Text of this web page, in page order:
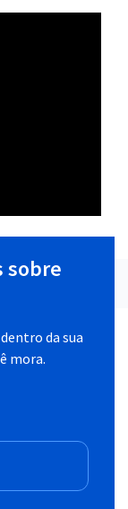
sobre
da sua
mora.